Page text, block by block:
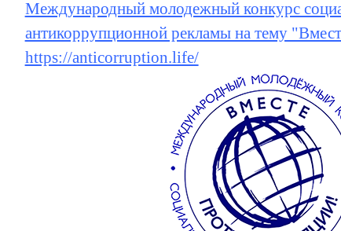
Международный молодежный конкурс
антикоррупционной рекламы на тему
https://anticorruption.life/